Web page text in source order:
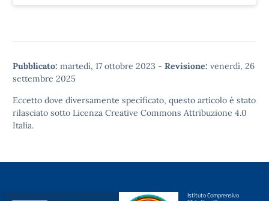
Pubblicato: martedì, 17 ottobre 2023 - Revisione: venerdì, 26
settembre 2025
Eccetto dove diversamente specificato, questo articolo è stato
rilasciato sotto Licenza Creative Commons Attribuzione 4.0
Italia.
Istituto Comprensivo